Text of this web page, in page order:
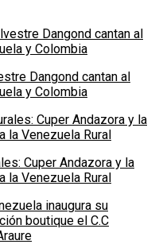
Dangond cantan al
y Colombia
Cuper Andazora y la
la Venezuela Rural